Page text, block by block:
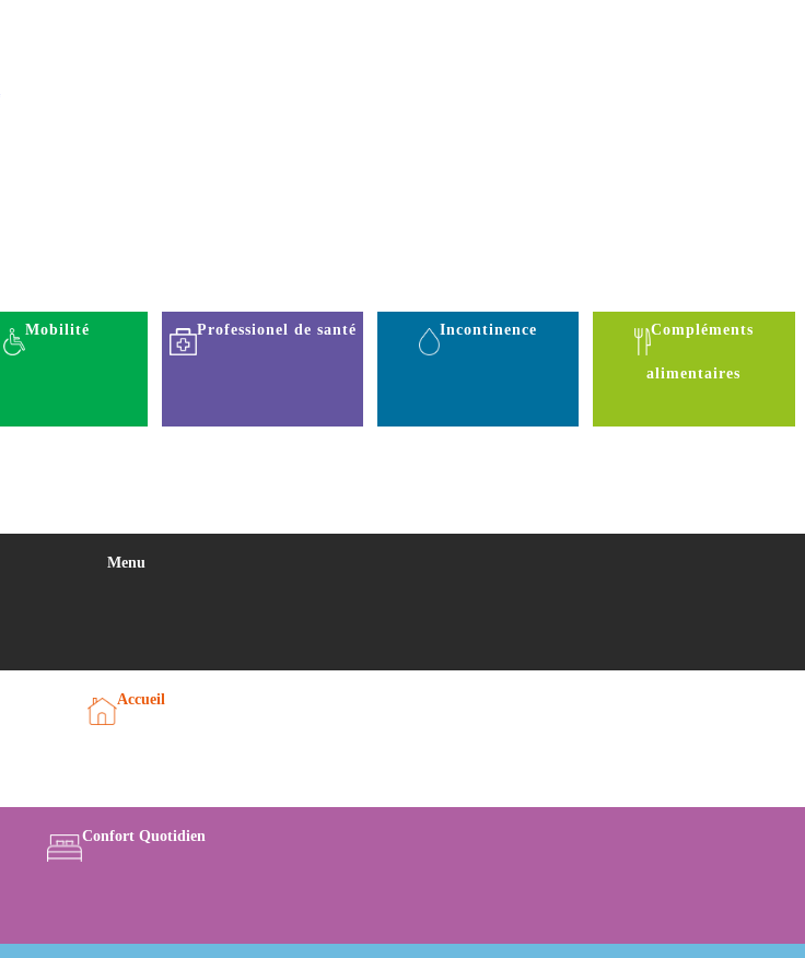
Mobilité Professionel de santé Incontinence Compléments
alimentaires
Menu
Accueil
Confort Quotidien